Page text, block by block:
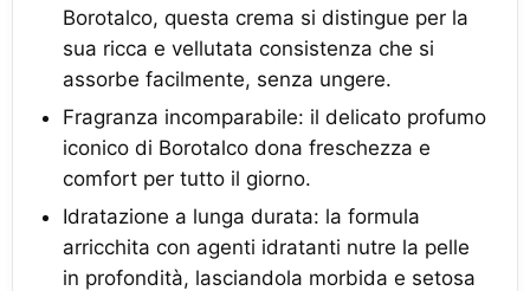
Borotalco, questa crema si distingue per la
sua ricca e vellutata consistenza che si
assorbe facilmente, senza ungere.
Fragranza incomparabile: il delicato profumo
iconico di Borotalco dona freschezza e
comfort per tutto il giorno.
Idratazione a lunga durata: la formula
arricchita con agenti idratanti nutre la pelle
in profondità, lasciandola morbida e setosa